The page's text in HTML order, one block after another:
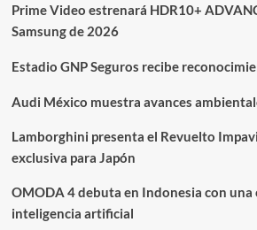
Prime Video estrenará HDR10+
Samsung de 2026
Estadio GNP Seguros recibe
Audi México muestra avances
Lamborghini presenta el Revuelto
exclusiva para Japón
OMODA 4 debuta en Indonesia con una
inteligencia artificial